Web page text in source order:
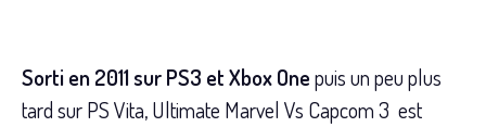
Sorti en 2011 sur PS3 et Xbox Onepuis un peu plus
tard sur PS Vita, Ultimate Marvel Vs Capcom 3 est